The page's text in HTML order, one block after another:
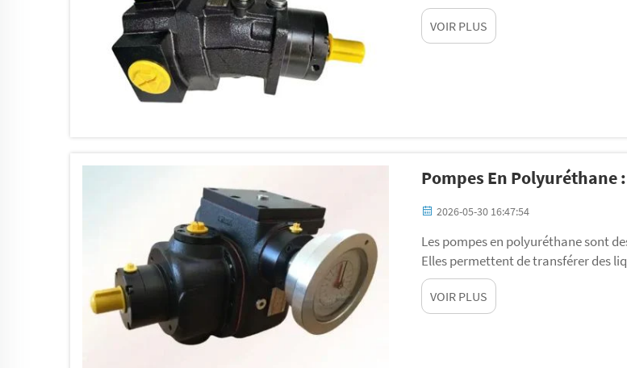
graves problèmes. L’un des aspects
manière appropriée. Chez Gelan,
VOIR PLUS
Pompes En Polyuréthane
2026-05-30 16:47:54
Les pompes en polyuréthane sont
Elles permettent de transférer des
et abrasives. Les utilisateurs
Gelan, nous savons à quel point il
VOIR PLUS